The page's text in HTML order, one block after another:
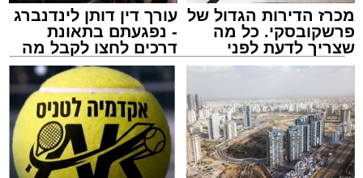
מכרז הדירות הגדול של
פרשקובסקי. כל מה
שצריך לדעת לפני
שמגישים הצעה לדירה
עורך דין דותן לינדנברג
- נפגעתם בתאונת
דרכים לחצו לקבל מה
שמגיע לכם